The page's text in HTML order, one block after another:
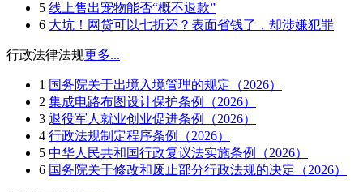
5 线上售出宠物能否“概不退款”
6 大坑！网贷可以七折还？表面省钱了，却涉嫌犯罪
行政法律法规更多...
1 国务院关于出境入境管理的规定（2026）
2 集成电路布图设计保护条例（2026）
3 退役军人就业创业促进条例（2026）
4 行政法规制定程序条例（2026）
5 中华人民共和国行政复议法实施条例（2026）
6 国务院关于修改和废止部分行政法规的决定（2026）